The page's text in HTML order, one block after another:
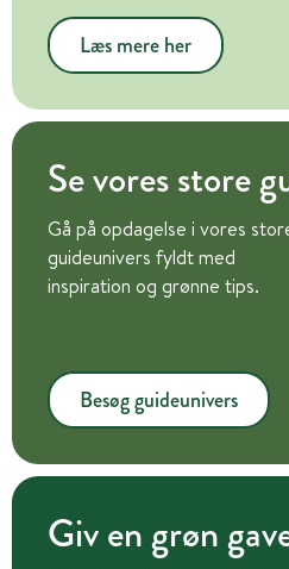
Læs mere her
Se vores store
Gå på opdagelse i vores
guideunivers fyldt med
inspiration og grønne tips.
Besøg guideunivers
Giv en grøn